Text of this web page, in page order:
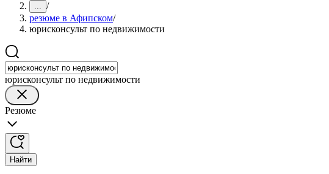
... /
резюме в Афипском/
юрисконсульт по недвижимости
юрисконсульт по недвижимости
Резюме
Найти